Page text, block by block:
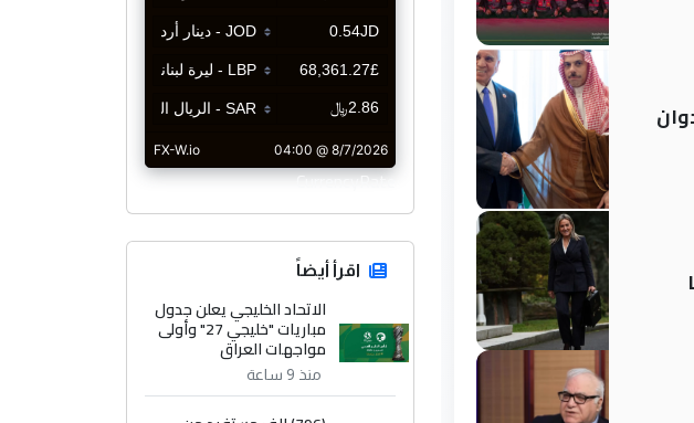
CurrencyRate
اقرأ أيضاً
الاتحاد الخليجي يعلن جدول
مباريات "خليجي 27" وأولى
مواجهات العراق
منذ 9 ساعة